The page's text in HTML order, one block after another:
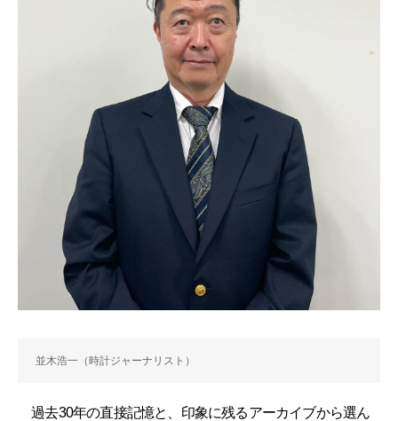
並木浩一（時計ジャーナリスト）
過去30年の直接記憶と、印象に残るアーカイブから選ん